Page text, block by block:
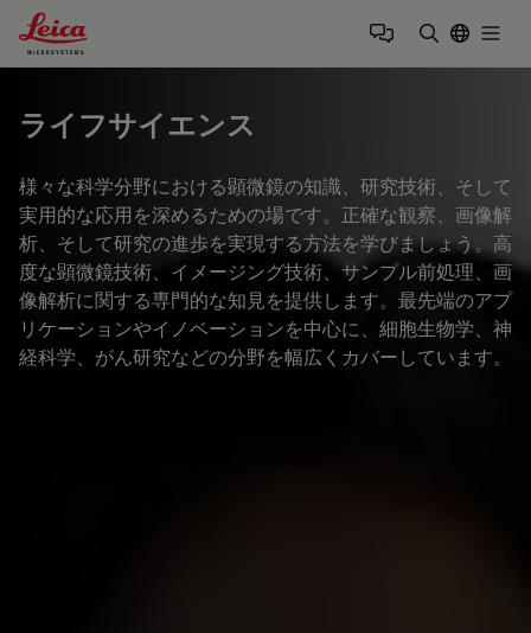
Leica Microsystems Logo
ライフサイエンス
様々な科学分野における顕微鏡の知識、研究技術、そして
実用的な応用を深めるための場です。正確な観察、画像解
析、そして研究の進歩を実現する方法を学びましょう。高
度な顕微鏡技術、イメージング技術、サンプル前処理、画
像解析に関する専門的な知見を提供します。最先端のアプ
リケーションやイノベーションを中心に、細胞生物学、神
経科学、がん研究などの分野を幅広くカバーしています。